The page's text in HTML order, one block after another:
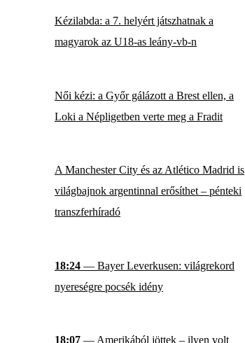
Kézilabda: a 7. helyért játszhatnak a
magyarok az U18-as leány-vb-n
Női kézi: a Győr gálázott a Brest ellen, a
Loki a Népligetben verte meg a Fradit
A Manchester City és az Atlético Madrid is
világbajnok argentinnal erősíthet – pénteki
transzferhíradó
18:24 — Bayer Leverkusen: világrekord
nyereségre pocsék idény
18:07 — Amerikából jöttek – ilyen volt